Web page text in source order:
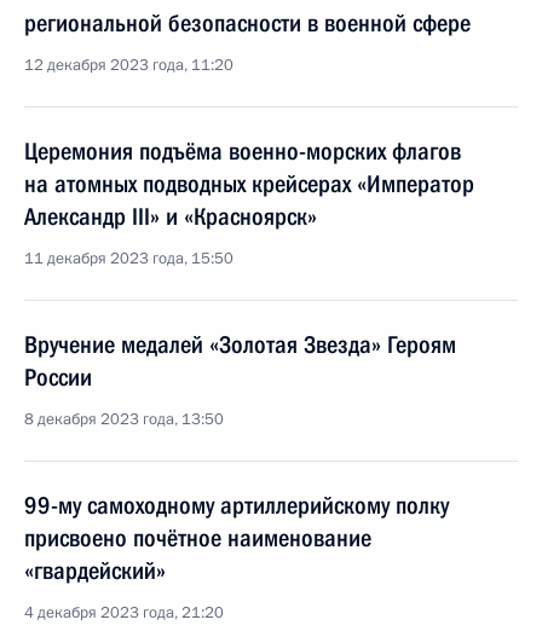
региональной безопасности в военной сфере
12 декабря 2023 года, 11:20
Церемония подъёма военно-морских флагов
на атомных подводных крейсерах «Император
Александр III» и «Красноярск»
11 декабря 2023 года, 15:50
Вручение медалей «Золотая Звезда» Героям
России
8 декабря 2023 года, 13:50
99-му самоходному артиллерийскому полку
присвоено почётное наименование
«гвардейский»
4 декабря 2023 года, 21:20